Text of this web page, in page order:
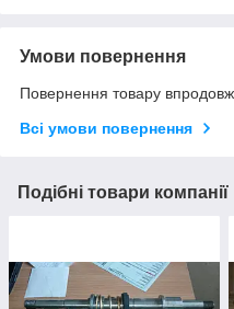
Умови повернення
Повернення товару
Всі умови повернення
Подібні товари компанії